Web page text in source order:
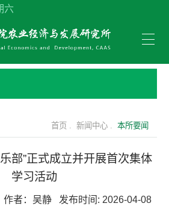
六
首页 . 新闻中心 . 本所要闻
部”正式成立并开展首次集体
学习活动
作者： 吴静 发布时间: 2026-04-08